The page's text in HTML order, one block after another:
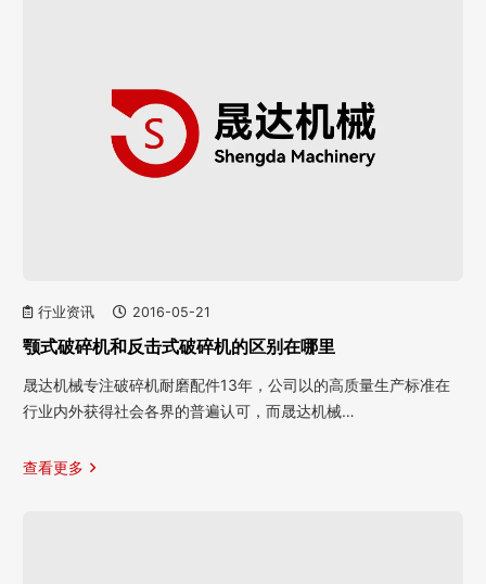
行业资讯 2016-05-21
颚式破碎机和反击式破碎机的区别在哪里
晟达机械专注破碎机耐磨配件13年，公司以的高质量生产标准在
行业内外获得社会各界的普遍认可，而晟达机械…
查看更多